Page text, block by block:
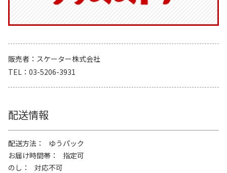
販売者
スケーター株式会社
TEL
03-5206-3931
配送情報
配送方法
ゆうパック
お届け時間帯
指定可
のし
対応不可